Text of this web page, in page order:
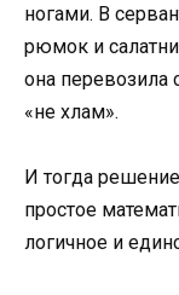
ногами. В
рюмок и
она перевозила
«не хлам».
И тогда
простое
логичное и